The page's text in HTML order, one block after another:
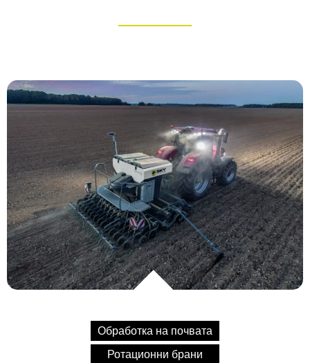
Обработка на почвата
Ротационни брани